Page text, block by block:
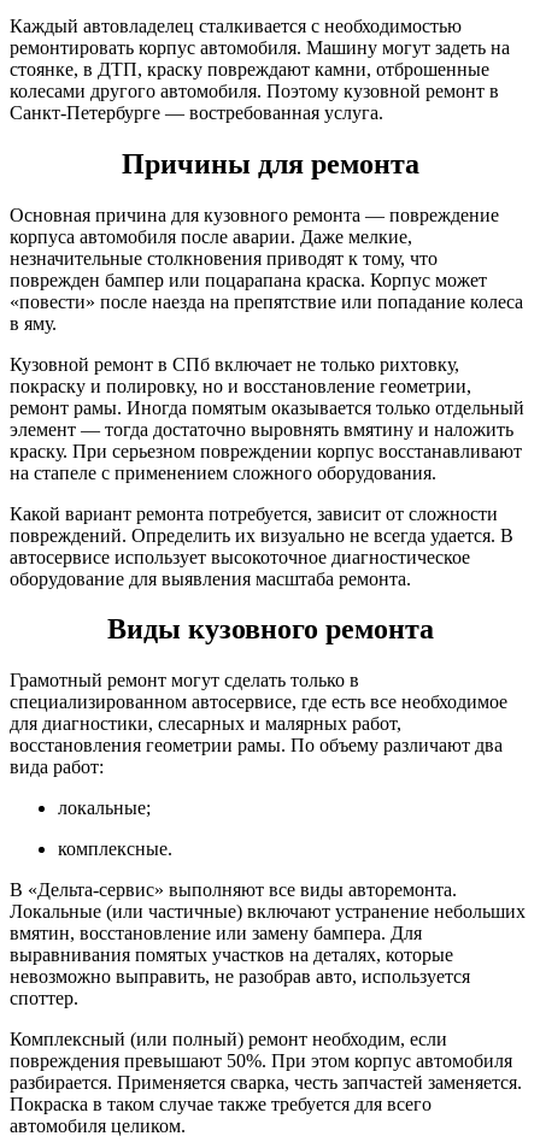
Каждый автовладелец сталкивается с необходимостью
ремонтировать корпус автомобиля. Машину могут задеть на
стоянке, в ДТП, краску повреждают камни, отброшенные
колесами другого автомобиля. Поэтому кузовной ремонт в
Санкт-Петербурге — востребованная услуга.
Причины для ремонта
Основная причина для кузовного ремонта — повреждение
корпуса автомобиля после аварии. Даже мелкие,
незначительные столкновения приводят к тому, что
поврежден бампер или поцарапана краска. Корпус может
«повести» после наезда на препятствие или попадание колеса
в яму.
Кузовной ремонт в СПб включает не только рихтовку,
покраску и полировку, но и восстановление геометрии,
ремонт рамы. Иногда помятым оказывается только отдельный
элемент — тогда достаточно выровнять вмятину и наложить
краску. При серьезном повреждении корпус восстанавливают
на стапеле с применением сложного оборудования.
Какой вариант ремонта потребуется, зависит от сложности
повреждений. Определить их визуально не всегда удается. В
автосервисе использует высокоточное диагностическое
оборудование для выявления масштаба ремонта.
Виды кузовного ремонта
Грамотный ремонт могут сделать только в
специализированном автосервисе, где есть все необходимое
для диагностики, слесарных и малярных работ,
восстановления геометрии рамы. По объему различают два
вида работ:
локальные;
комплексные.
В «Дельта-сервис» выполняют все виды авторемонта.
Локальные (или частичные) включают устранение небольших
вмятин, восстановление или замену бампера. Для
выравнивания помятых участков на деталях, которые
невозможно выправить, не разобрав авто, используется
споттер.
Комплексный (или полный) ремонт необходим, если
повреждения превышают 50%. При этом корпус автомобиля
разбирается. Применяется сварка, честь запчастей заменяется.
Покраска в таком случае также требуется для всего
автомобиля целиком.